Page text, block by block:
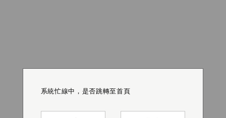
系統忙線中，是否跳轉至首頁
系統忙線中，是否跳轉至首頁
系統忙線中，是否跳轉至首頁
系統忙線中，是否跳轉至首頁
系統忙線中，是否跳轉至首頁